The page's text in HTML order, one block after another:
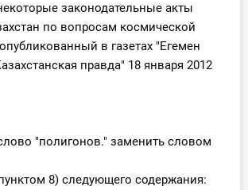
законодательные акты
по вопросам космической
в газетах "Егемен
правда" 18 января 2012
"полигонов." заменить словом
8) следующего содержания: